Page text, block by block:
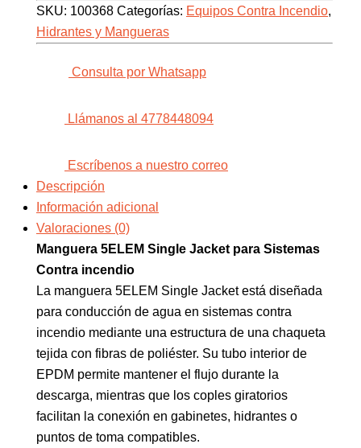
SKU: 100368 Categorías: Equipos Contra Incendio,
Hidrantes y Mangueras
Consulta por Whatsapp
Llámanos al 4778448094
Escríbenos a nuestro correo
Descripción
Información adicional
Valoraciones (0)
Manguera 5ELEM Single Jacket para Sistemas
Contra incendio
La manguera 5ELEM Single Jacket está diseñada
para conducción de agua en sistemas contra
incendio mediante una estructura de una chaqueta
tejida con fibras de poliéster. Su tubo interior de
EPDM permite mantener el flujo durante la
descarga, mientras que los coples giratorios
facilitan la conexión en gabinetes, hidrantes o
puntos de toma compatibles.